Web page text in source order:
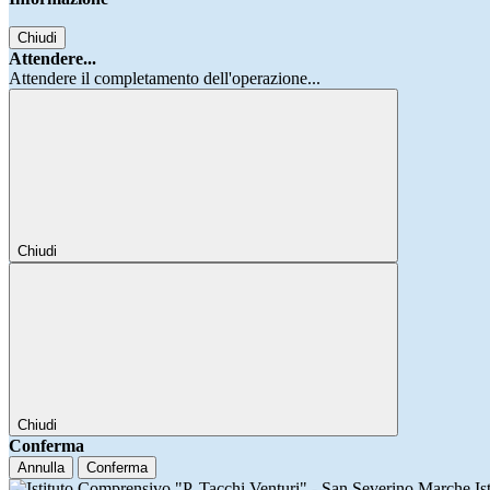
Chiudi
Attendere...
Attendere il completamento dell'operazione...
Chiudi
Chiudi
Conferma
Annulla Conferma